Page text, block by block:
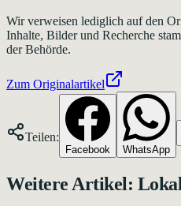
Wir verweisen lediglich auf den
Inhalte, Bilder und Recherche
der Behörde.
Zum Originalartikel
Teilen:
Facebook WhatsApp
Weitere Artikel: